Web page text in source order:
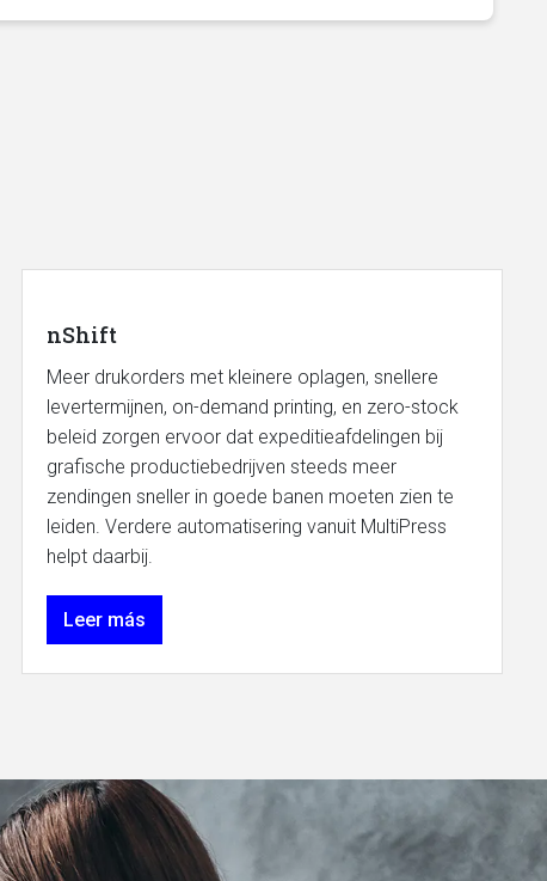
nShift
Meer drukorders met kleinere oplagen, snellere
levertermijnen, on-demand printing, en zero-stock
beleid zorgen ervoor dat expeditieafdelingen bij
grafische productiebedrijven steeds meer
zendingen sneller in goede banen moeten zien te
leiden. Verdere automatisering vanuit MultiPress
helpt daarbij.
Leer más